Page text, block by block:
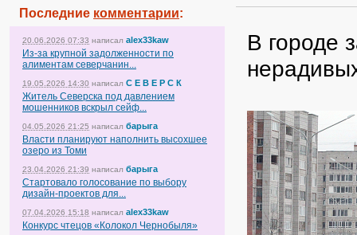
Последние комментарии:
20.06.2026 07:33 написал alex33kaw
Из-за крупной задолженности по
алиментам северчанин...
19.05.2026 14:30 написал С Е В Е Р С К
Житель Северска под давлением
мошенников вскрыл сейф...
04.05.2026 21:25 написал барыга
Власти планируют наполнить высохшее
озеро из Томи
23.04.2026 21:39 написал барыга
Стартовало голосование по выбору
дизайн-проектов для...
07.04.2026 15:18 написал alex33kaw
Конкурс чтецов «Колокол Чернобыля»
В городе